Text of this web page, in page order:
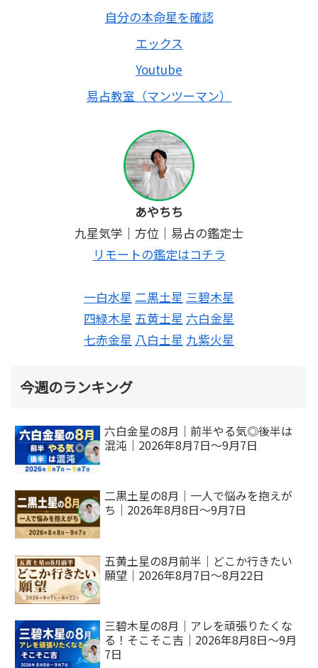
自分の本命星を確認
エックス
Youtube
易占教室（マンツーマン）
あやちち
九星気学｜方位｜易占の鑑定士
リモートの鑑定はコチラ
一白水星 二黒土星 三碧木星
四緑木星 五黄土星 六白金星
七赤金星 八白土星 九紫火星
今週のランキング
六白金星の8月｜前半やる気◎後半は
混沌｜2026年8月7日～9月7日
二黒土星の8月｜一人で悩みを抱えが
ち｜2026年8月8日～9月7日
五黄土星の8月前半｜どこか行きたい
願望｜2026年8月7日～8月22日
三碧木星の8月｜アレを頑張りたくな
る！そこそこ吉｜2026年8月8日～9月
7日